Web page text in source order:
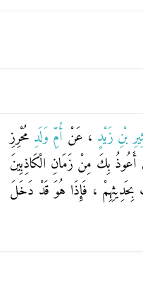
بْنِ زَيْدٍ ، عَنْ أُمِّ وَلَدِ مُحْرِزِ
أَعُوذُ بِكَ مِنْ زَمَانِ الْكَاذِبِينَ
، فَإِذَا هُوَ قَدْ دَخَلَ